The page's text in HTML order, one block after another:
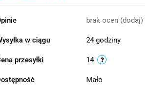
brak ocen (dodaj)
w ciągu 24 godziny
przesyłki 14
Mało